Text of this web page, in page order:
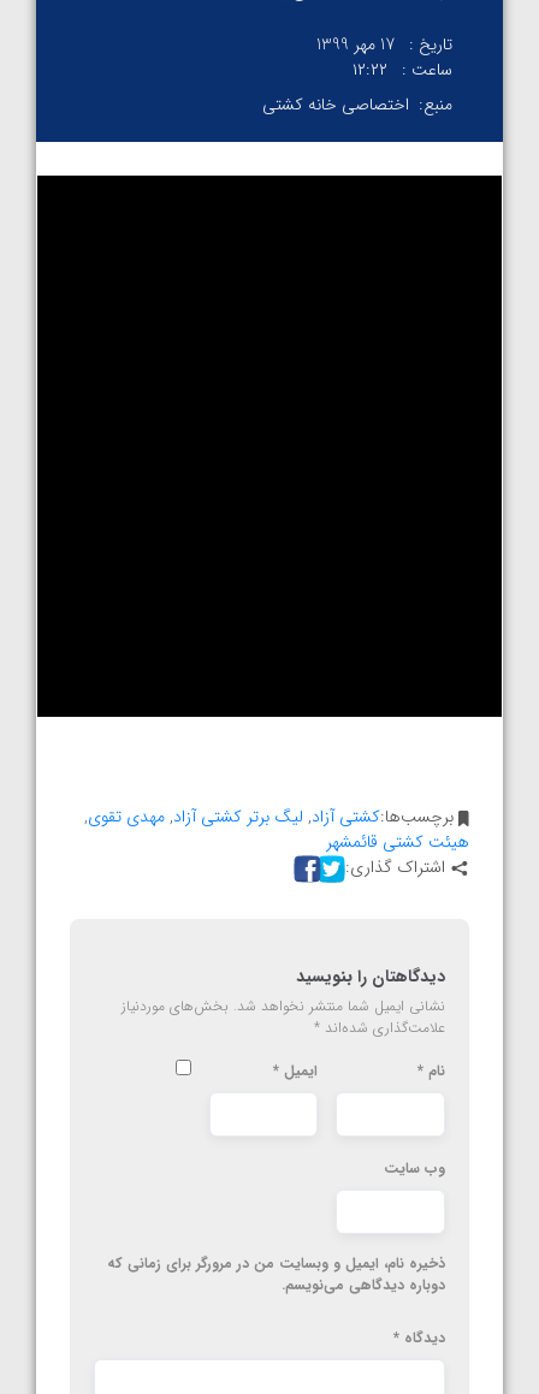
تاریخ : 17 مهر 1399
ساعت :
۱۲:۲۲
منبع: اختصاصی خانه کشتی
برچسب‌ها:کشتی آزاد, لیگ برتر کشتی آزاد,مهدی تقوی,
هیئت کشتی قائمشهر
اشتراک گذاری:
دیدگاهتان را بنویسید
نشانی ایمیل شما منتشر نخواهد شد. بخش‌های موردنیاز
علامت‌گذاری شده‌اند *
نام * ایمیل *
وب‌ سایت
ذخیره نام، ایمیل و وبسایت من در مرورگر برای زمانی که
دوباره دیدگاهی می‌نویسم.
دیدگاه *